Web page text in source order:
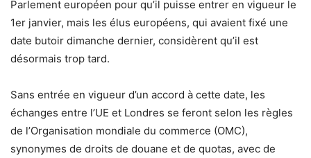
Parlement européen pour qu’il puisse entrer en vigueur le
1er janvier, mais les élus européens, qui avaient fixé une
date butoir dimanche dernier, considèrent qu’il est
désormais trop tard.
Sans entrée en vigueur d’un accord à cette date, les
échanges entre l’UE et Londres se feront selon les règles
de l’Organisation mondiale du commerce (OMC),
synonymes de droits de douane et de quotas, avec de